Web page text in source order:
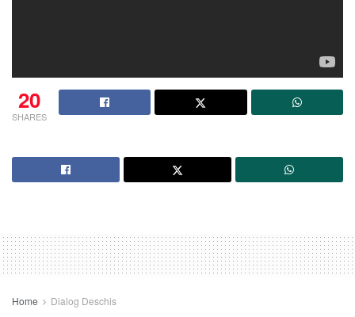
20
SHARES
Home Dialog Deschis